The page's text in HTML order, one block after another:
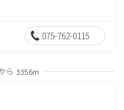
075-762-0115
ら 3356m